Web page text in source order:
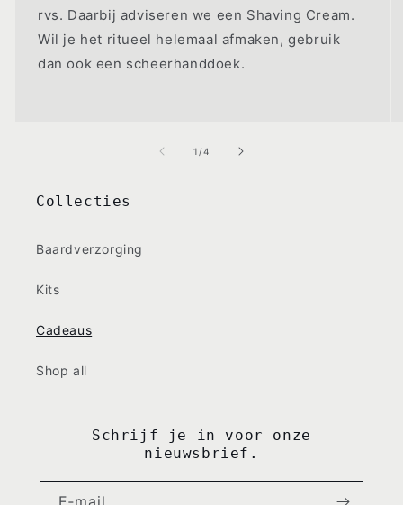
rvs. Daarbij adviseren we een Shaving Cream.
Wil je het ritueel helemaal afmaken, gebruik
dan ook een scheerhanddoek.
1 /van
4
Collecties
Baardverzorging
Kits
Cadeaus
Shop all
Schrijf je in voor onze
nieuwsbrief.
E‑mail